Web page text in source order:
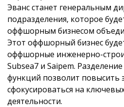
Эванс станет генеральным
подразделения, которое
оффшорным бизнесом
Этот оффшорный бизнес
оффшорные инженерно-
Subsea7 и Saipem.
функций позволит повысить
сфокусироваться на
деятельности.